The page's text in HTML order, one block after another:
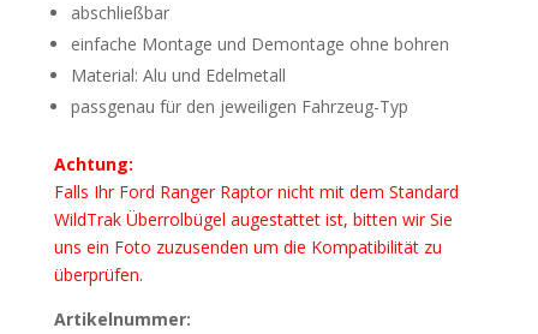
abschließbar
einfache Montage und Demontage ohne bohren
Material: Alu und Edelmetall
passgenau für den jeweiligen Fahrzeug-Typ
Achtung:
Falls Ihr Ford Ranger Raptor nicht mit dem Standard
WildTrak Überrolbügel augestattet ist, bitten wir Sie
uns ein Foto zuzusenden um die Kompatibilität zu
überprüfen.
Artikelnummer: